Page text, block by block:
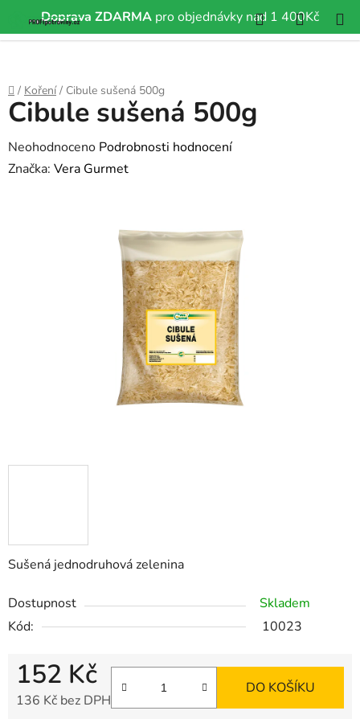
Doprava ZDARMA pro objednávky nad 1 400Kč
Přejít
Hledat
KOŠÍK
Domů
/ Koření / Cibule sušená 500g
Sušená jednodruhová zelenina
Dostupnost
Skladem
Kód:
10023
152 Kč
136 Kč bez DPH
DO KOŠÍKU
Cibule sušená 500g
Průměrné
hodnocení
Neohodnoceno Podrobnosti hodnocení
Značka: Vera Gurmet